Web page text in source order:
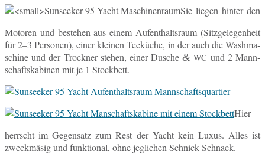
Sie liegen hinter den
Mo­to­ren und be­stehen aus einem Auf­ent­halts­raum (Sitz­ge­le­gen­heit
für 2–3 Per­so­nen), einer klei­nen Tee­kü­che, in der auch die Wa­sh­ma­
schi­ne und der Trock­ner stehen, einer Dusche& WC und 2 Mann­
schafts­ka­bi­nen mit je 1 Stockbett.
Hier
herrscht im Ge­gen­satz zum Rest der Yacht kein Luxus. Alles ist
zweck­mä­sig und funk­tio­nal, ohne jeg­li­chen Schnick Schnack.